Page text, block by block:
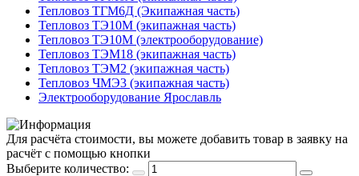
Тепловоз ТГМ6Д (Экипажная часть)
Тепловоз ТЭ10М (экипажная часть)
Тепловоз ТЭ10М (электрооборудование)
Тепловоз ТЭМ18 (экипажная часть)
Тепловоз ТЭМ2 (экипажная часть)
Тепловоз ЧМЭ3 (экипажная часть)
Электрооборудование Ярославль
Для расчёта стоимости, вы можете добавить товар в заявку на
расчёт с помощью кнопки
Выберите количество: